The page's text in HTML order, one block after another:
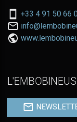
Nous
téléphoner
au:
+33 4 91 50 66
Nous
contacter